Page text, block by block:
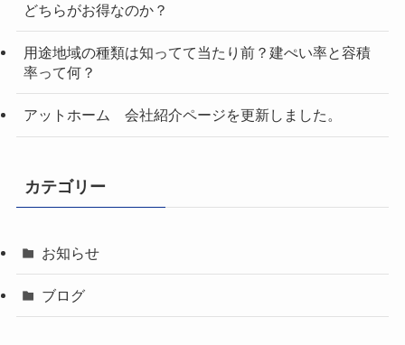
どちらがお得なのか？
用途地域の種類は知ってて当たり前？建ぺい率と容積
率って何？
アットホーム 会社紹介ページを更新しました。
カテゴリー
お知らせ
ブログ